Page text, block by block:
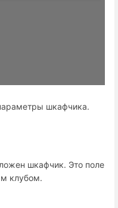
шкафчика.
шкафчик. Это поле
клубом.